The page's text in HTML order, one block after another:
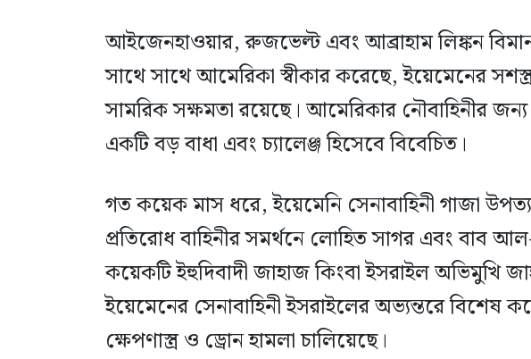
আইজেনহাওয়ার, রুজভেল্ট এবং আব্রাহাম লিঙ্কন
সাথে সাথে আমেরিকা স্বীকার করেছে, ইয়েমেনের
সামরিক সক্ষমতা রয়েছে। আমেরিকার নৌবাহিনীর জন্য
একটি বড় বাধা এবং চ্যালেঞ্জ হিসেবে বিবেচিত।
গত কয়েক মাস ধরে, ইয়েমেনি সেনাবাহিনী গাজা
প্রতিরোধ বাহিনীর সমর্থনে লোহিত সাগর এবং বাব
কয়েকটি ইহুদিবাদী জাহাজ কিংবা ইসরাইল অভিমুখি
ইয়েমেনের সেনাবাহিনী ইসরাইলের অভ্যন্তরে
ক্ষেপণাস্ত্র ও ড্রোন হামলা চালিয়েছে।